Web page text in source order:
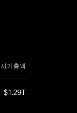
시가총액
$1.29T